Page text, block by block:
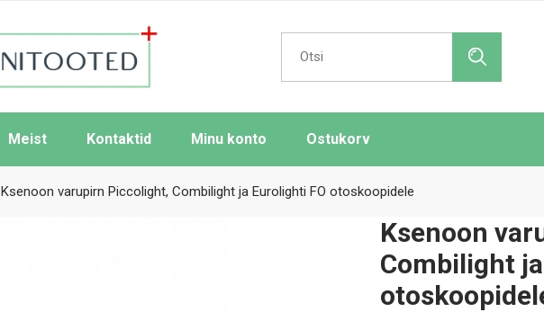
Search
for:
Meist Kontaktid Minu konto Ostukorv
Ksenoon varupirn Piccolight, Combilight ja Eurolighti FO otoskoopidele
Ksenoon
Combilight